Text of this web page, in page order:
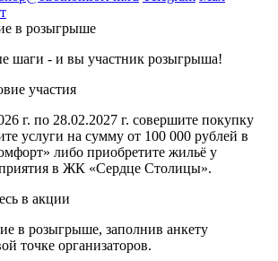
в розыгрыше
шаги - и вы участник розыгрыша!
участия
г. по 28.02.2027 г. совершите покупку
услуги на сумму от 100 000 рублей в
либо приобретите жильё у
в ЖК «Сердце Столицы».
в акции
в розыгрыше, заполнив анкету
точке организаторов.